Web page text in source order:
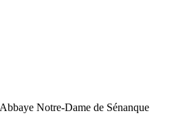
Abbaye Notre-Dame de Sénanque